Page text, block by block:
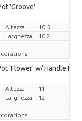
'Groove'
Altezza
10,5
Larghezza
10,2
'Flower' w/ Handle ES-
Altezza
11
Larghezza
12